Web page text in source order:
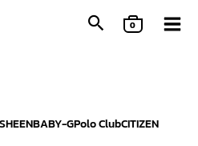
0
SHEENBABY-GPolo ClubCITIZEN